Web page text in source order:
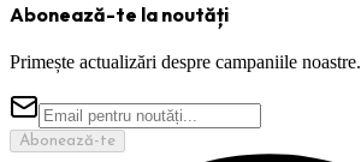
Abonează-te la noutăți
Primește actualizări despre campaniile noastre.
Abonează-te